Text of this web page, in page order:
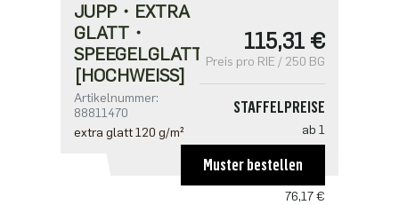
JUPP・EXTRA
GLATT・
SPEEGELGLATT
[HOCHWEISS]
Artikelnummer:
88811470
extra glatt 120 g/m²
115,31 €
Preis pro RIE / 250 BG
STAFFELPREISE
ab 1
ab 5
76,17 €
Muster bestellen